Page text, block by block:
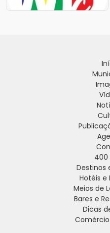
400
Destinos
Hotéis e
Meios de
Bares e
Dicas